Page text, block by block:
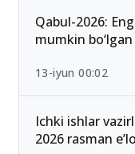
Ommabop
Qabul-2026:
mumkin
13-iyun 00:02